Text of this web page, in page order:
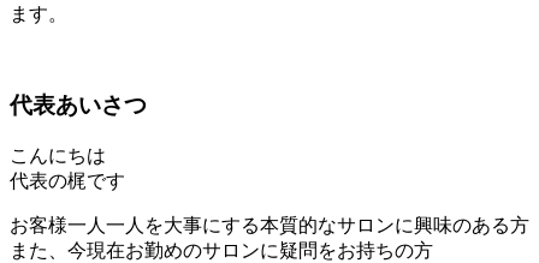
ます。
代表あいさつ
こんにちは
代表の梶です
お客様一人一人を大事にする本質的なサロンに興味のある方
また、今現在お勤めのサロンに疑問をお持ちの方